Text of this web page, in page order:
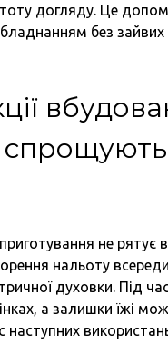
догляду. Це
без зайвих
спрощують
не рятує
нальоту
духовки. Під
а залишки їжі
наступних